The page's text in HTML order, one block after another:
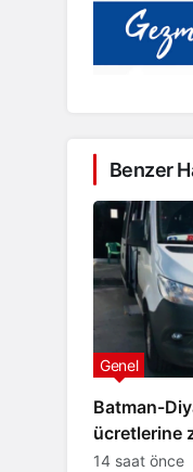
Benzer
Batman-
ücretlerine
Genel
14 saat önce